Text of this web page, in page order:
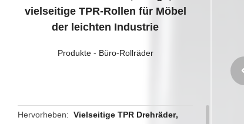
vielseitige TPR-Rollen für Möbel
der leichten Industrie
Produkte- Büro-Rollräder
Hervorheben Vielseitige TPR Drehräder,